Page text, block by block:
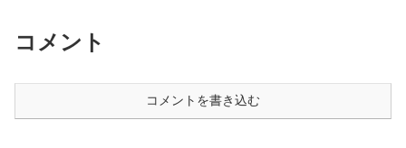
コメント
コメントを書き込む